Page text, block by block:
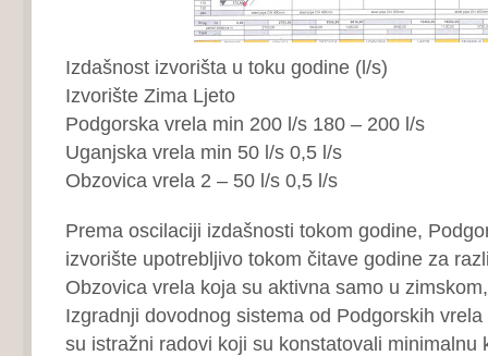
Izdašnost izvorišta u toku godine (l/s)
Izvorište Zima Ljeto
Podgorska vrela min 200 l/s 180 – 200 l/s
Uganjska vrela min 50 l/s 0,5 l/s
Obzovica vrela 2 – 50 l/s 0,5 l/s
Prema oscilaciji izdašnosti tokom godine,
izvorište upotrebljivo tokom čitave godine za
Obzovica vrela koja su aktivna samo u
Izgradnji dovodnog sistema od Podgorskih
su istražni radovi koji su konstatovali minimalnu